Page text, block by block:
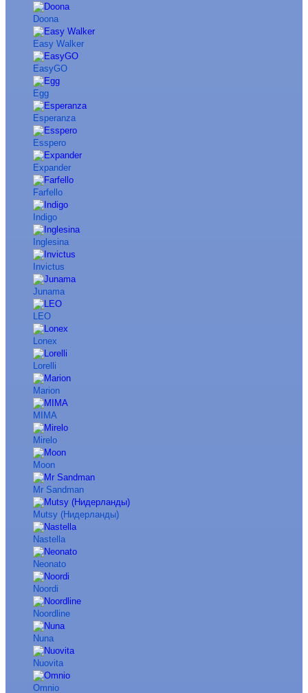
Doona
Easy Walker
EasyGO
Egg
Esperanza
Esspero
Expander
Farfello
Indigo
Inglesina
Invictus
Junama
LEO
Lonex
Lorelli
Marion
MIMA
Mirelo
Moon
Mr Sandman
Mutsy (Нидерланды)
Nastella
Neonato
Noordi
Noordline
Nuna
Nuovita
Omnio